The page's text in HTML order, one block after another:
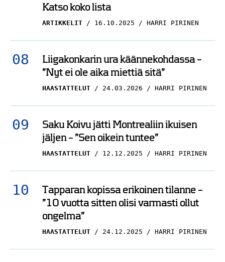
Katso koko lista
ARTIKKELIT 16.10.2025 HARRI PIRINEN
Liigakonkarin ura käännekohdassa –
”Nyt ei ole aika miettiä sitä”
HAASTATTELUT 24.03.2026 HARRI PIRINEN
Saku Koivu jätti Montrealiin ikuisen
jäljen – ”Sen oikein tuntee”
HAASTATTELUT 12.12.2025 HARRI PIRINEN
Tapparan kopissa erikoinen tilanne –
”10 vuotta sitten olisi varmasti ollut
ongelma”
HAASTATTELUT 24.12.2025 HARRI PIRINEN